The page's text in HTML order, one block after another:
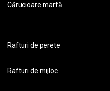
Cărucioare marfă
Rafturi de perete
Rafturi de mijloc